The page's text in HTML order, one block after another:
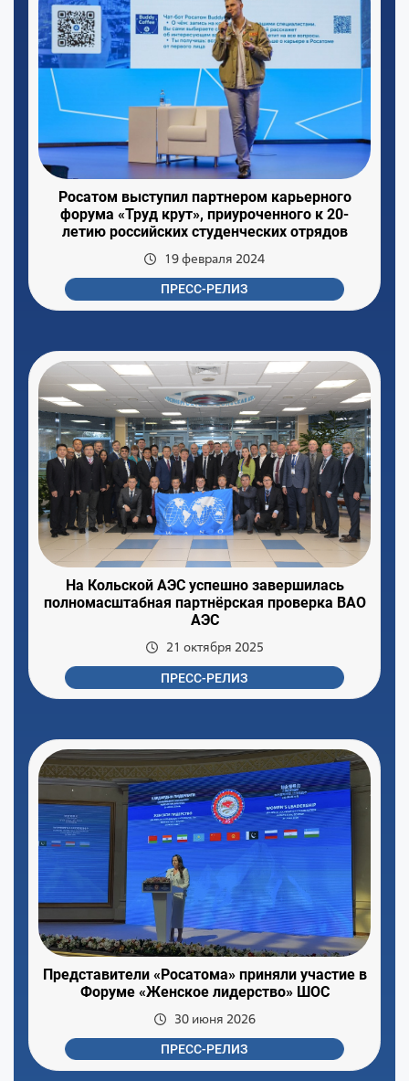
Росатом выступил партнером карьерного
форума «Труд крут», приуроченного к 20-
летию российских студенческих отрядов
19 февраля 2024
ПРЕСС-РЕЛИЗ
На Кольской АЭС успешно завершилась
полномасштабная партнёрская проверка ВАО
АЭС
21 октября 2025
ПРЕСС-РЕЛИЗ
Представители «Росатома» приняли участие в
Форуме «Женское лидерство» ШОС
30 июня 2026
ПРЕСС-РЕЛИЗ